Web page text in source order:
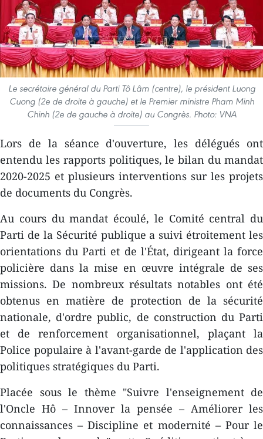
Le secrétaire général du Parti Tô Lâm (centre), le président Luong
Cuong (2e de droite à gauche) et le Premier ministre Pham Minh
Chinh (2e de gauche à droite) au Congrès. Photo: VNA
Lors de la séance d'ouverture, les délégués ont
entendu les rapports politiques, le bilan du mandat
2020-2025 et plusieurs interventions sur les projets
de documents du Congrès.
Au cours du mandat écoulé, le Comité central du
Parti de la Sécurité publique a suivi étroitement les
orientations du Parti et de l'État, dirigeant la force
policière dans la mise en œuvre intégrale de ses
missions. De nombreux résultats notables ont été
obtenus en matière de protection de la sécurité
nationale, d'ordre public, de construction du Parti
et de renforcement organisationnel, plaçant la
Police populaire à l'avant-garde de l'application des
politiques stratégiques du Parti.
Placée sous le thème "Suivre l'enseignement de
l'Oncle Hô – Innover la pensée – Améliorer les
connaissances – Discipline et modernité – Pour le